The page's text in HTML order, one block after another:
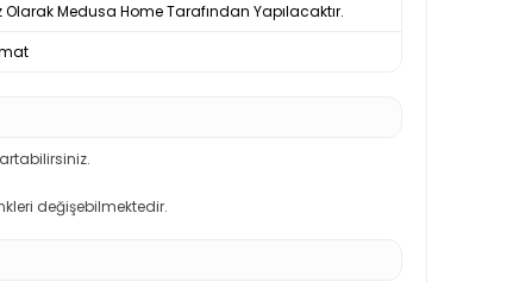
Medusa Home Tarafından Yapılacaktır.
değişebilmektedir.